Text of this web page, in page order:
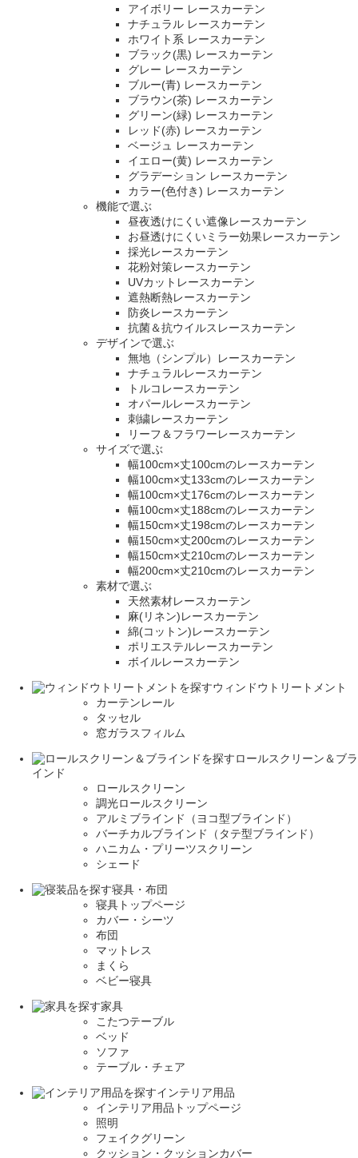
アイボリー レースカーテン
ナチュラル レースカーテン
ホワイト系 レースカーテン
ブラック(黒) レースカーテン
グレー レースカーテン
ブルー(青) レースカーテン
ブラウン(茶) レースカーテン
グリーン(緑) レースカーテン
レッド(赤) レースカーテン
ベージュ レースカーテン
イエロー(黄) レースカーテン
グラデーション レースカーテン
カラー(色付き) レースカーテン
機能で選ぶ
昼夜透けにくい遮像レースカーテン
お昼透けにくいミラー効果レースカーテン
採光レースカーテン
花粉対策レースカーテン
UVカットレースカーテン
遮熱断熱レースカーテン
防炎レースカーテン
抗菌＆抗ウイルスレースカーテン
デザインで選ぶ
無地（シンプル）レースカーテン
ナチュラルレースカーテン
トルコレースカーテン
オパールレースカーテン
刺繍レースカーテン
リーフ＆フラワーレースカーテン
サイズで選ぶ
幅100cm×丈100cmのレースカーテン
幅100cm×丈133cmのレースカーテン
幅100cm×丈176cmのレースカーテン
幅100cm×丈188cmのレースカーテン
幅150cm×丈198cmのレースカーテン
幅150cm×丈200cmのレースカーテン
幅150cm×丈210cmのレースカーテン
幅200cm×丈210cmのレースカーテン
素材で選ぶ
天然素材レースカーテン
麻(リネン)レースカーテン
綿(コットン)レースカーテン
ポリエステルレースカーテン
ボイルレースカーテン
ウィンドウトリートメント
カーテンレール
タッセル
窓ガラスフィルム
ロールスクリーン＆ブラ
インド
ロールスクリーン
調光ロールスクリーン
アルミブラインド（ヨコ型ブラインド）
バーチカルブラインド（タテ型ブラインド）
ハニカム・プリーツスクリーン
シェード
寝具・布団
寝具トップページ
カバー・シーツ
布団
マットレス
まくら
ベビー寝具
家具
こたつテーブル
ベッド
ソファ
テーブル・チェア
インテリア用品
インテリア用品トップページ
照明
フェイクグリーン
クッション・クッションカバー